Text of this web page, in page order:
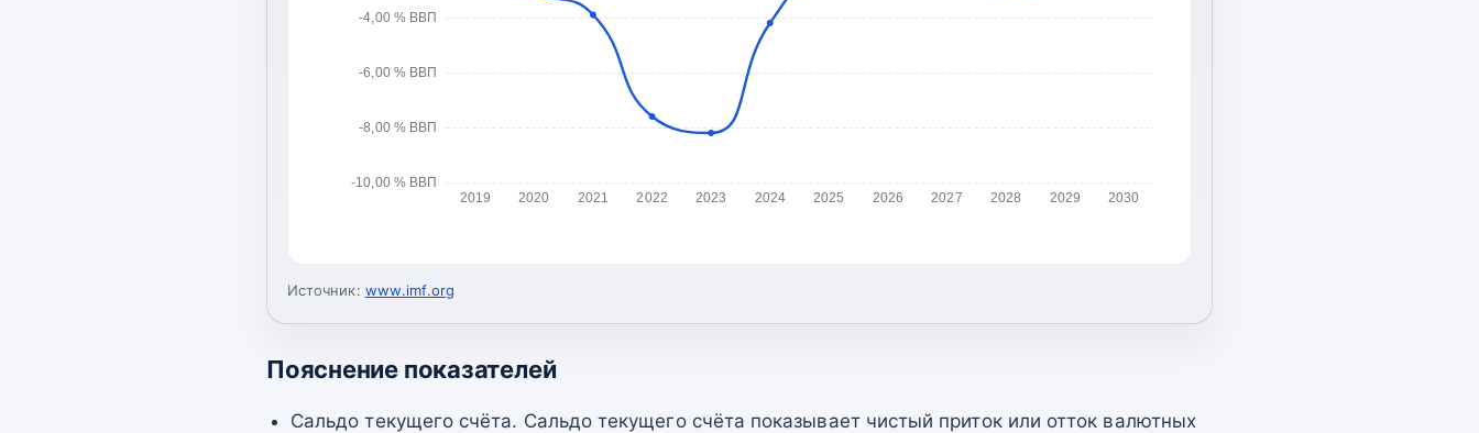
-10,00 % ВВП
-8,00 % ВВП
-6,00 % ВВП
-4,00 % ВВП
2019 2020 2021 2022 2023 2024 2025 2026 2027 2028 2029 2030
Источник: www.imf.org
Пояснение показателей
Сальдо текущего счёта. Сальдо текущего счёта показывает чистый приток или отток валютных